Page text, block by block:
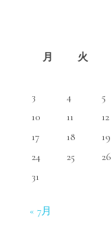
月
火
3
4 5
10
11 12
17
18 19
24
25 26
31
« 7月